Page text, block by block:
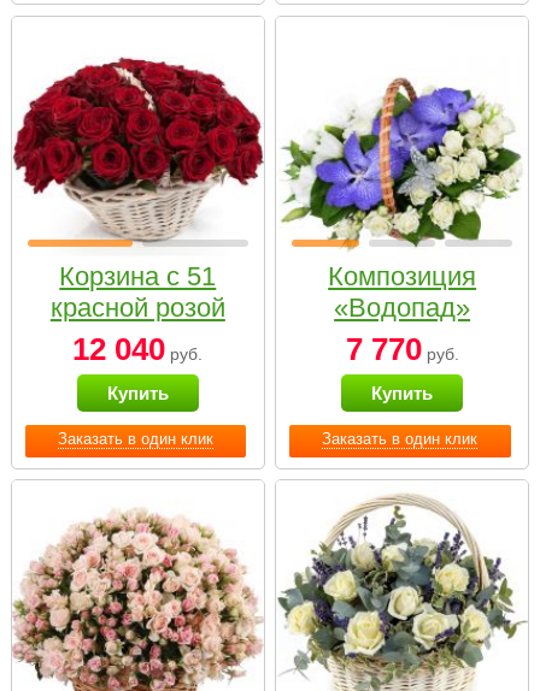
Заказать в один клик
Корзина с 51
красной розой
12 040 руб.
Купить
Заказать в один клик
Композиция
«Водопад»
7 770руб.
Купить